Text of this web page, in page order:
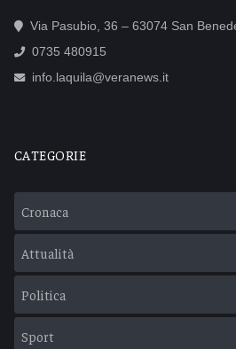
Via Pasubio, 36 – 63074 San
0735 480915
info.laquila@veranews.it
CATEGORIE
Cronaca
Attualità
Politica
Sport